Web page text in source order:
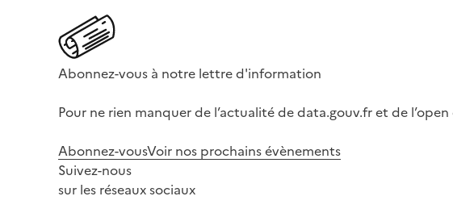
Abonnez-vous à notre lettre d'information
Pour ne rien manquer de l’actualité de data.gouv.fr et de
Abonnez-vousVoir nos prochains évènements
Suivez-nous
sur les réseaux sociaux